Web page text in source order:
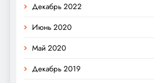
Декабрь 2022
Июнь 2020
Май 2020
Декабрь 2019